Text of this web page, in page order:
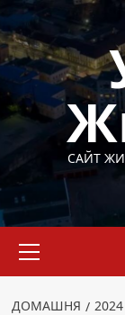
Перейти
до
вмісту
САЙТ
меню
ДОМАШНЯ 2024